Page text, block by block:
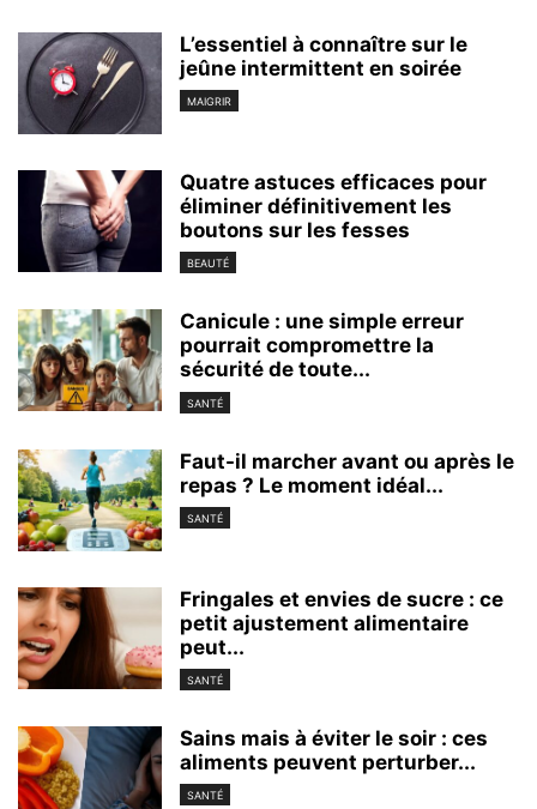
L’essentiel à connaître sur le
jeûne intermittent en soirée
MAIGRIR
Quatre astuces efficaces pour
éliminer définitivement les
boutons sur les fesses
BEAUTÉ
Canicule : une simple erreur
pourrait compromettre la
sécurité de toute...
SANTÉ
Faut-il marcher avant ou après le
repas ? Le moment idéal...
SANTÉ
Fringales et envies de sucre : ce
petit ajustement alimentaire
peut...
SANTÉ
Sains mais à éviter le soir : ces
aliments peuvent perturber...
SANTÉ